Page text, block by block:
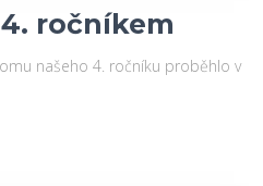
ročníkem
našeho 4. ročníku proběhlo v